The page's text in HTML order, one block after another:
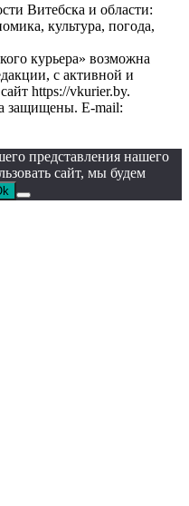
Витебска и области:
культура, погода,
курьера» возможна
с активной и
https://vkurier.by.
защищены. E-mail:
представления нашего
сайт, мы будем